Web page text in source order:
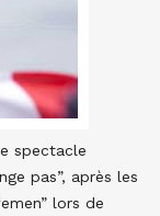
spectacle
pas”, après les
lors de